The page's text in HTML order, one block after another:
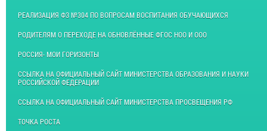
РЕАЛИЗАЦИЯ ФЗ №304 ПО ВОПРОСАМ ВОСПИТАНИЯ ОБУЧАЮЩИХСЯ
РОДИТЕЛЯМ О ПЕРЕХОДЕ НА ОБНОВЛЁННЫЕ ФГОС НОО И ООО
РОССИЯ- МОИ ГОРИЗОНТЫ
ССЫЛКА НА ОФИЦИАЛЬНЫЙ САЙТ МИНИСТЕРСТВА ОБРАЗОВАНИЯ И НАУКИ
РОССИЙСКОЙ ФЕДЕРАЦИИ
ССЫЛКА НА ОФИЦИАЛЬНЫЙ САЙТ МИНИСТЕРСТВА ПРОСВЕЩЕНИЯ РФ
ТОЧКА РОСТА